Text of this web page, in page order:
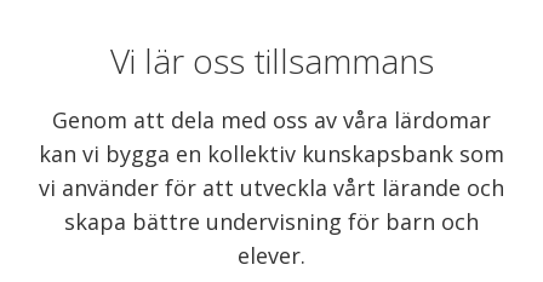
Vi lär oss tillsammans
Genom att dela med oss av våra lärdomar
kan vi bygga en kollektiv kunskapsbank som
vi använder för att utveckla vårt lärande och
skapa bättre undervisning för barn och
elever.